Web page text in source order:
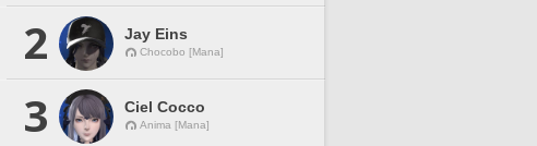
2 Jay Eins
Chocobo [Mana]
3 Ciel Cocco
Anima [Mana]